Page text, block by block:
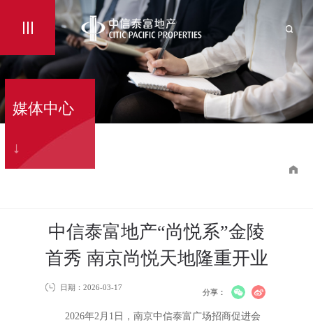
媒体中心
中信泰富地产“尚悦系”金陵
首秀 南京尚悦天地隆重开业
日期：2026-03-17
分享：
2026年2月1日，南京中信泰富广场招商促进会